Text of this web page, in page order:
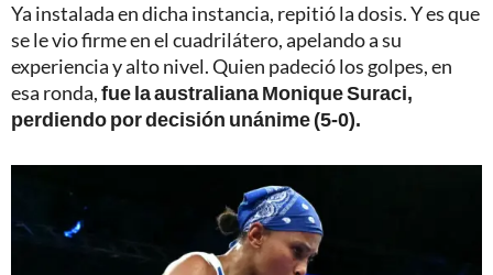
Ya instalada en dicha instancia, repitió la dosis. Y es que
se le vio firme en el cuadrilátero, apelando a su
experiencia y alto nivel. Quien padeció los golpes, en
esa ronda,fue la australiana Monique Suraci,
perdiendo por decisión unánime (5-0).